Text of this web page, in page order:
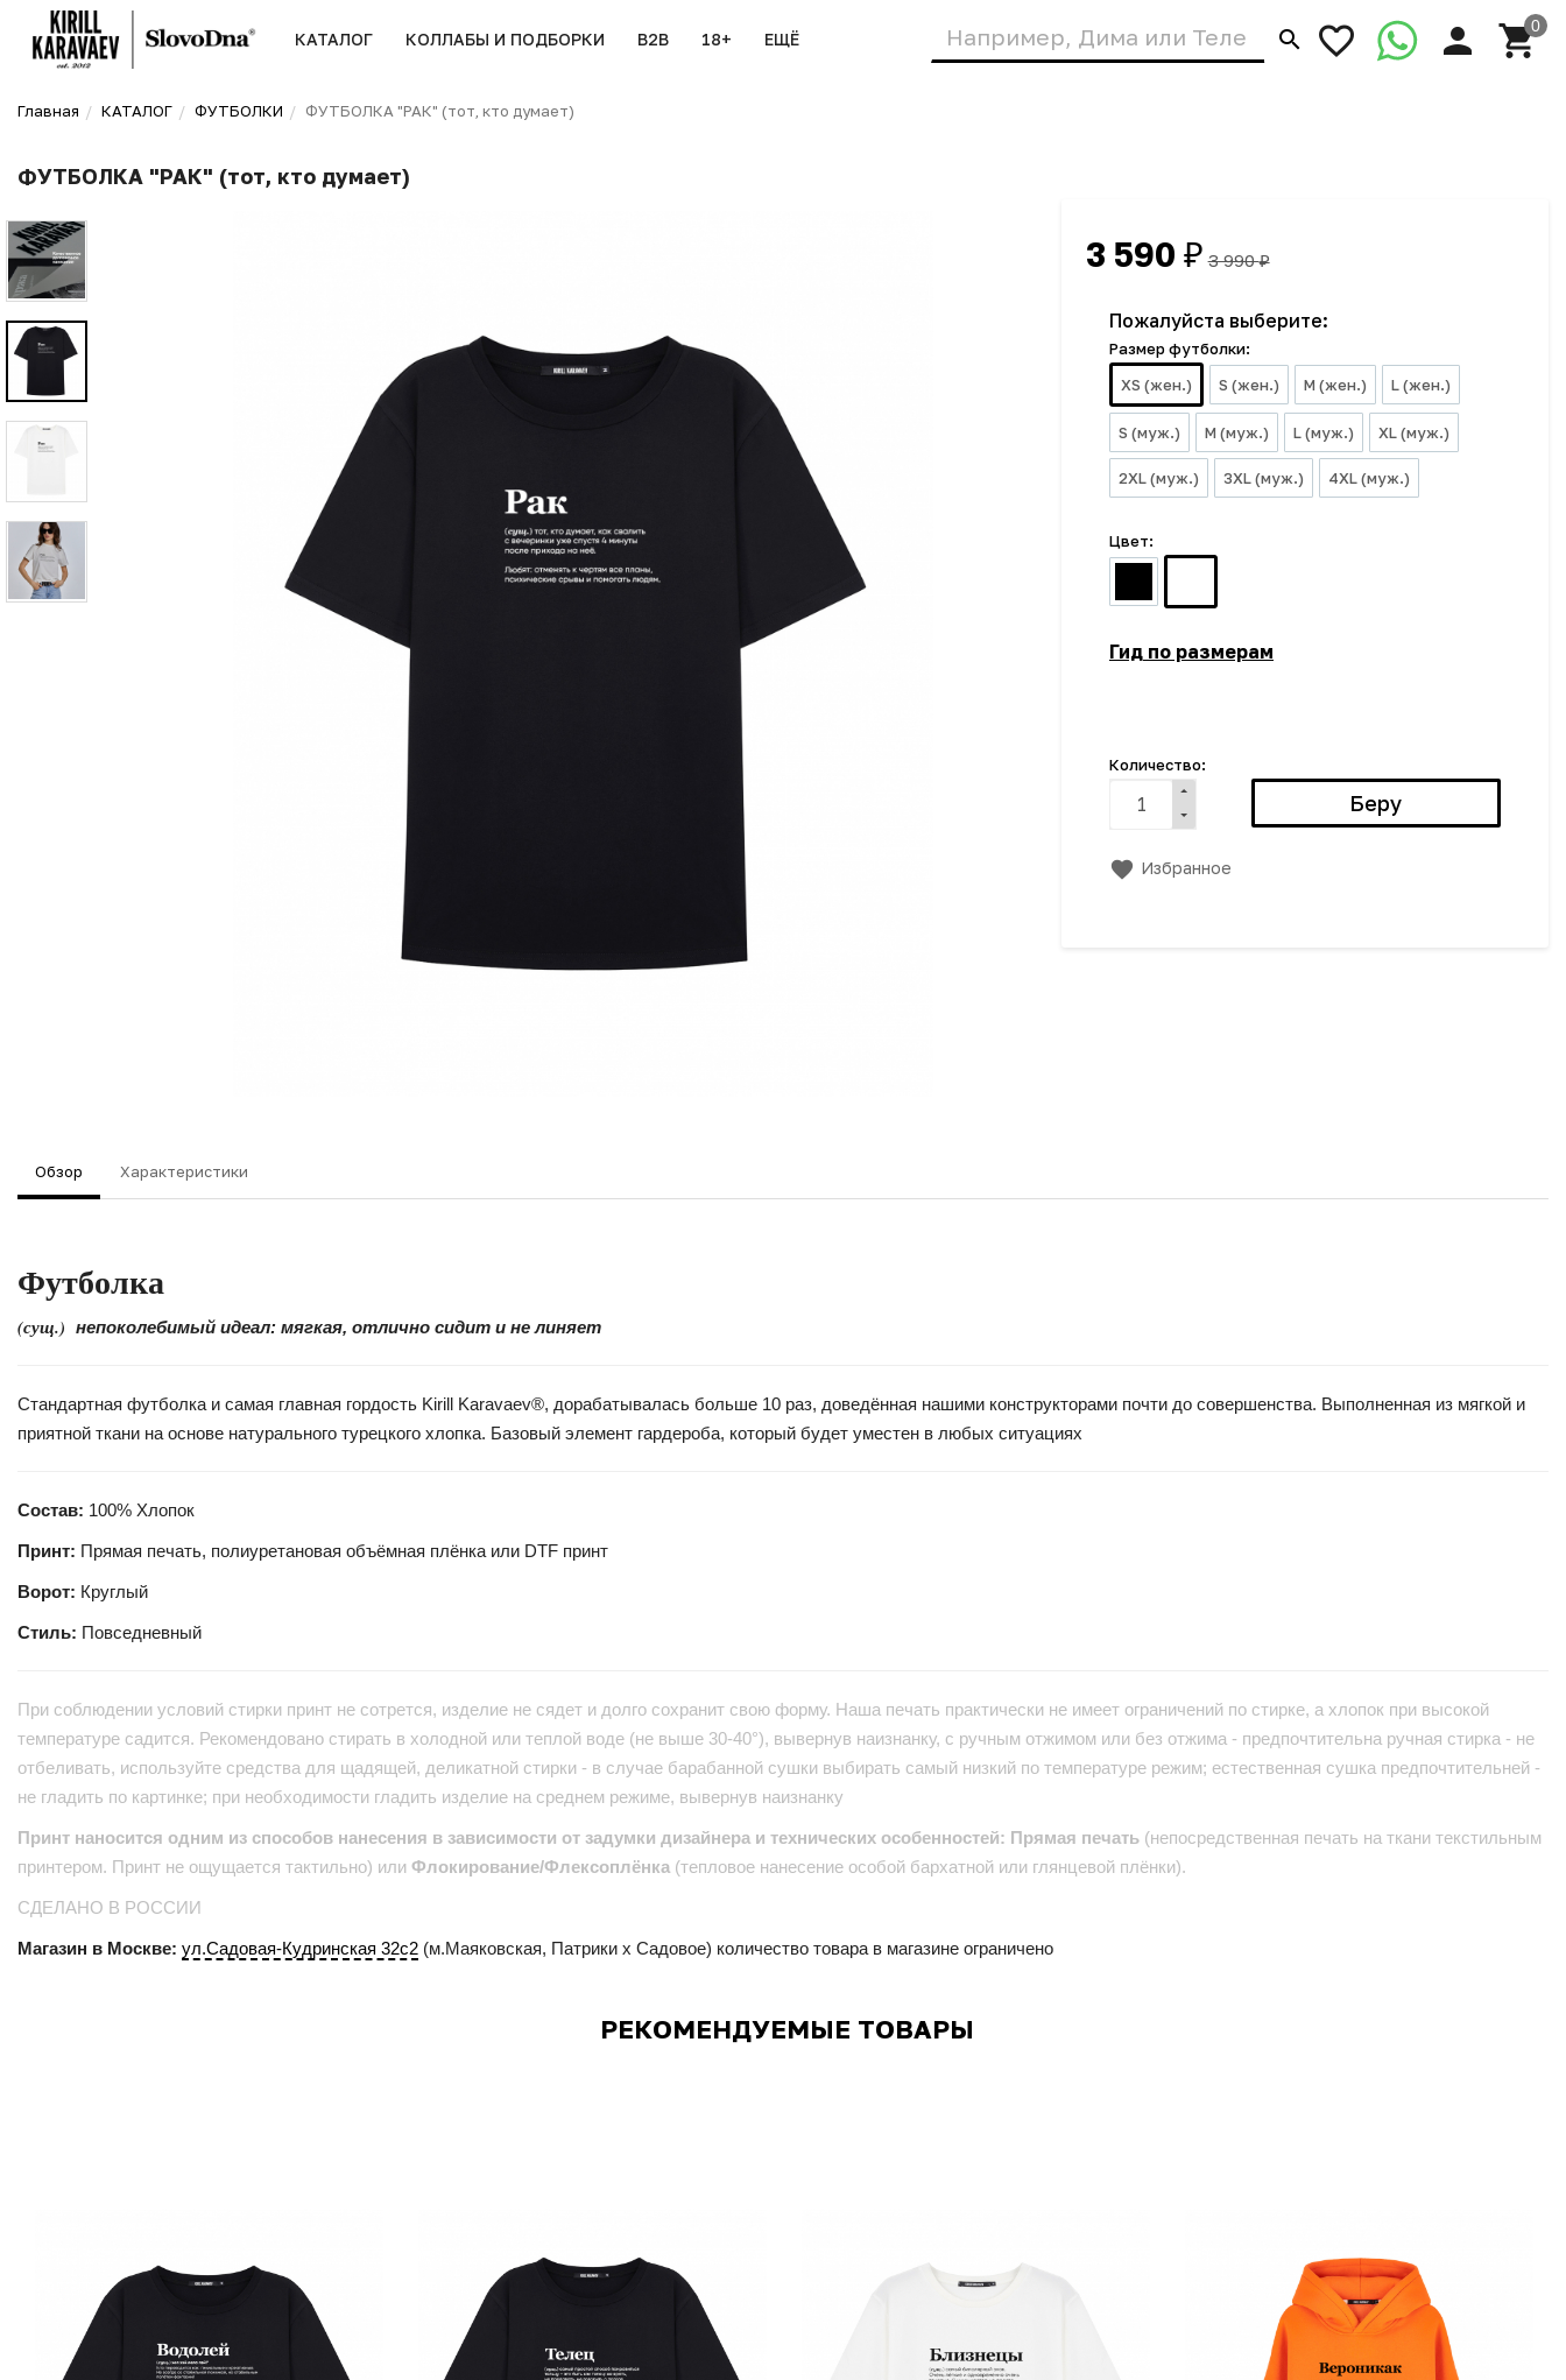
КАТАЛОГ КОЛЛАБЫ И ПОДБОРКИ B2B 18+ ЕЩЁ
Главная КАТАЛОГ ФУТБОЛКИ ФУТБОЛКА "РАК" (тот, кто думает)
ФУТБОЛКА "РАК" (тот, кто думает)
3 590 ₽ 3 990₽
Пожалуйста выберите:
Размер футболки:
XS (жен.)
S (жен.) M (жен.) L (жен.)
S (муж.) M (муж.) L (муж.) XL (муж.)
2XL (муж.) 3XL (муж.) 4XL (муж.)
Цвет:
Гид по размерам
Количество:
Избранное
Обзор Характеристики
Футболка
(сущ.) непоколебимый идеал: мягкая, отлично сидит и не линяет
Стандартная футболка и самая главная гордость Kirill Karavaev®, дорабатывалась больше 10 раз, доведённая нашими конструкторами почти до совершенства. Выполненная из мягкой и
приятной ткани на основе натурального турецкого хлопка. Базовый элемент гардероба, который будет уместен в любых ситуациях
Состав: 100% Хлопок
Принт: Прямая печать, полиуретановая объёмная плёнка или DTF принт
Ворот: Круглый
Стиль: Повседневный
При соблюдении условий стирки принт не сотрется, изделие не сядет и долго сохранит свою форму. Наша печать практически не имеет ограничений по стирке, а хлопок при высокой
температуре садится. Рекомендовано стирать в холодной или теплой воде (не выше 30-40°), вывернув наизнанку, с ручным отжимом или без отжима - предпочтительна ручная стирка - не
отбеливать, используйте средства для щадящей, деликатной стирки - в случае барабанной сушки выбирать самый низкий по температуре режим; естественная сушка предпочтительней -
не гладить по картинке; при необходимости гладить изделие на среднем режиме, вывернув наизнанку
Принт наносится одним из способов нанесения в зависимости от задумки дизайнера и технических особенностей: Прямая печать (непосредственная печать на ткани текстильным
принтером. Принт не ощущается тактильно) или Флокирование/Флексоплёнка (тепловое нанесение особой бархатной или глянцевой плёнки).
СДЕЛАНО В РОССИИ
Магазин в Москве: ул.Садовая-Кудринская 32с2 (м.Маяковская, Патрики x Садовое) количество товара в магазине ограничено
РЕКОМЕНДУЕМЫЕ ТОВАРЫ